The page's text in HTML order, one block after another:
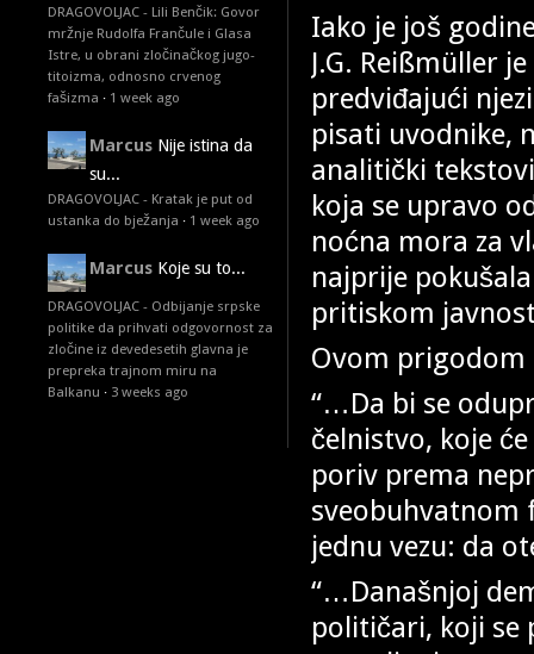
DRAGOVOLJAC - Lili Benčik: Govor
mržnje Rudolfa Frančule i Glasa
Istre, u obrani zločinačkog jugo-
titoizma, odnosno crvenog
fašizma · 1 week ago
Marcus Nije istina da
su...
DRAGOVOLJAC - Kratak je put od
ustanka do bježanja · 1 week ago
Marcus Koje su to...
DRAGOVOLJAC - Odbijanje srpske
politike da prihvati odgovornost za
zločine iz devedesetih glavna je
prepreka trajnom miru na
Balkanu · 3 weeks ago
Iako je još
J.G. Reißmüller
predviđajući
pisati uvodnike,
analitički
koja se upravo
noćna mora za
najprije
pritiskom
Ovom prigodom
“…Da bi se
čelnistvo, koje
poriv prema
sveobuhvatnom
jednu vezu: da
“…Današnjoj
političari, koji se